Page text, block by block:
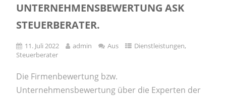
UNTERNEHMENSBEWERTUNG ASK
STEUERBERATER.
11. Juli 2022 admin Aus Dienstleistungen,
Steuerberater
Die Firmenbewertung bzw.
Unternehmensbewertung über die Experten der